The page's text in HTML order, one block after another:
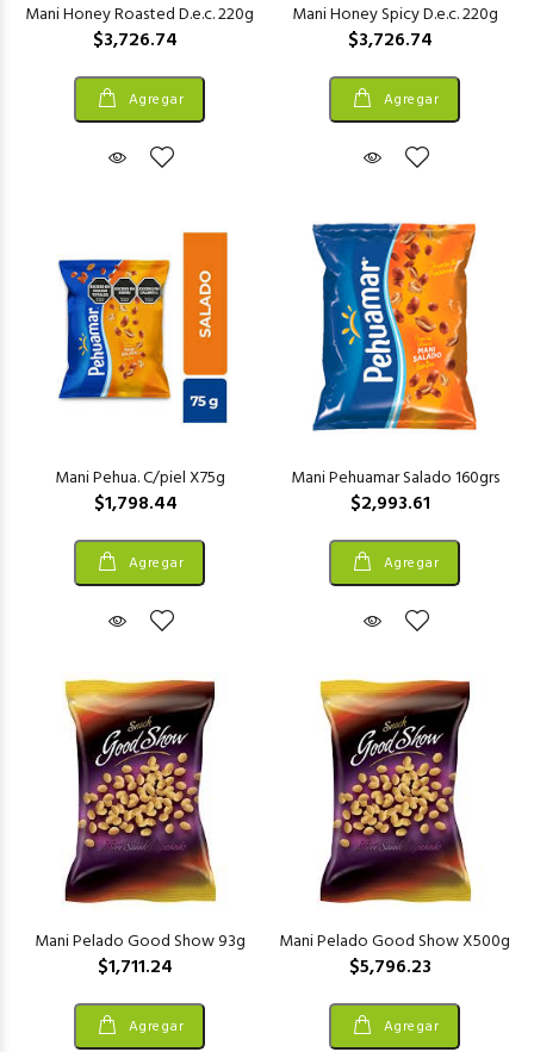
Mani Honey Roasted D.e.c. 220g
$3,726.74
Agregar
Mani Honey Spicy D.e.c. 220g
$3,726.74
Agregar
Mani Pehua. C/piel X75g
$1,798.44
Agregar
Mani Pehuamar Salado 160grs
$2,993.61
Agregar
Mani Pelado Good Show 93g
$1,711.24
Agregar
Mani Pelado Good Show X500g
$5,796.23
Agregar